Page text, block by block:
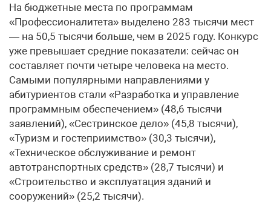
На бюджетные места по программам
«Профессионалитета» выделено 283 тысячи мест
— на 50,5 тысячи больше, чем в 2025 году. Конкурс
уже превышает средние показатели: сейчас он
составляет почти четыре человека на место.
Самыми популярными направлениями у
абитуриентов стали «Разработка и управление
программным обеспечением» (48,6 тысячи
заявлений), «Сестринское дело» (45,8 тысячи),
«Туризм и гостеприимство» (30,3 тысячи),
«Техническое обслуживание и ремонт
автотранспортных средств» (28,7 тысячи) и
«Строительство и эксплуатация зданий и
сооружений» (25,2 тысячи).